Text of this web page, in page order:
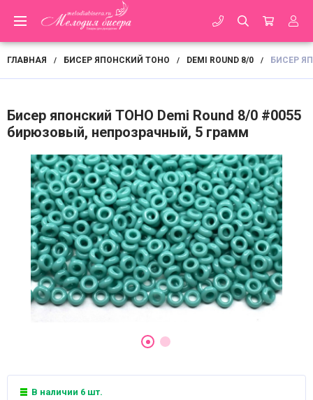
ГЛАВНАЯ / БИСЕР ЯПОНСКИЙ TOHO / DEMI ROUND 8/0 / БИСЕР
Бисер японский TOHO Demi Round 8/0 #0055
бирюзовый, непрозрачный, 5 грамм
В наличии 6 шт.